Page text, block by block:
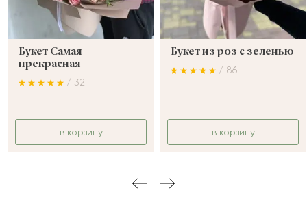
Букет Самая
прекрасная
/ 32
в корзину
Букет из роз с зеленью
/ 86
в корзину